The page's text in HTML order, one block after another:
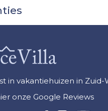
in vakantiehuizen in Zuid-
onze Google Reviews